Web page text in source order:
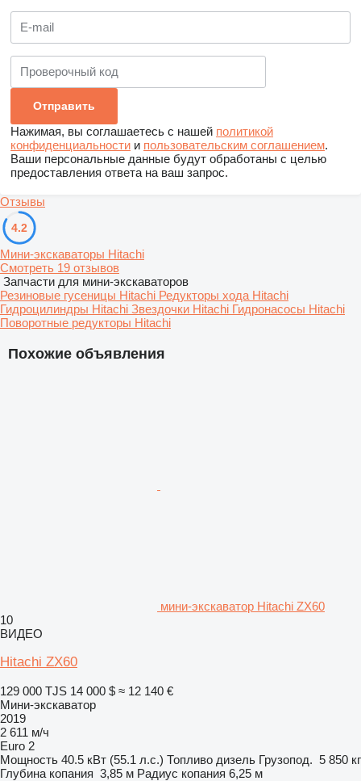
Нажимая, вы соглашаетесь с нашей политикой
конфиденциальности и пользовательским соглашением.
Ваши персональные данные будут обработаны с целью
предоставления ответа на ваш запрос.
Похожие объявления
мини-экскаватор Hitachi ZX60
10
ВИДЕО
Hitachi ZX60
129 000 TJS 14 000 $ ≈ 12 140 €
Мини-экскаватор
2019
2 611 м/ч
Euro 2
Мощность 40.5 кВт (55.1 л.с.) Топливо дизель Грузопод. 5 850 кг
Глубина копания 3,85 м Радиус копания 6,25 м
Отзывы
4.2
Мини-экскаваторы Hitachi
Смотреть 19 отзывов
Запчасти для мини-экскаваторов
Резиновые гусеницы Hitachi Редукторы хода Hitachi
Гидроцилиндры Hitachi Звездочки Hitachi Гидронасосы Hitachi
Поворотные редукторы Hitachi